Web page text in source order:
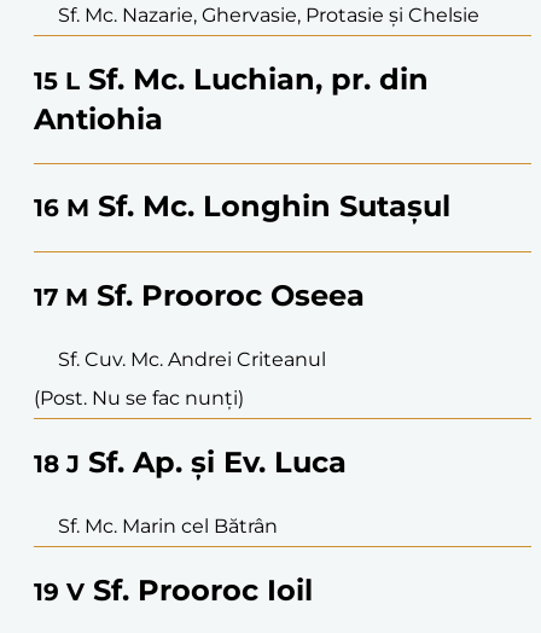
Sf. Mc. Nazarie, Ghervasie, Protasie și Chelsie
15 L Sf. Mc. Luchian, pr. din
Antiohia
16 M Sf. Mc. Longhin Sutașul
17 M Sf. Prooroc Oseea
Sf. Cuv. Mc. Andrei Criteanul
(Post. Nu se fac nunți)
18 J Sf. Ap. și Ev. Luca
Sf. Mc. Marin cel Bătrân
19 V Sf. Prooroc Ioil